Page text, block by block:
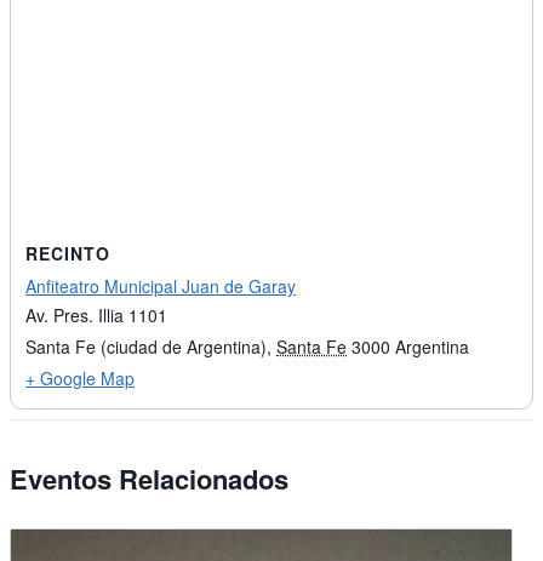
RECINTO
Anfiteatro Municipal Juan de Garay
Av. Pres. Illia 1101
Santa Fe (ciudad de Argentina), Santa Fe 3000 Argentina
+ Google Map
Eventos Relacionados